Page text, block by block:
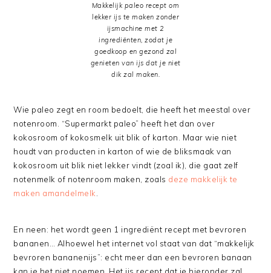
Makkelijk paleo recept om
lekker ijs te maken zonder
ijsmachine met 2
ingrediënten, zodat je
goedkoop en gezond zal
genieten van ijs dat je niet
dik zal maken.
Wie paleo zegt en room bedoelt, die heeft het meestal over
notenroom. “Supermarkt paleo” heeft het dan over
kokosroom of kokosmelk uit blik of karton. Maar wie niet
houdt van producten in karton of wie de bliksmaak van
kokosroom uit blik niet lekker vindt (zoal ik), die gaat zelf
notenmelk of notenroom maken, zoals deze makkelijk te
maken amandelmelk
En neen: het wordt geen 1 ingrediënt recept met bevroren
bananen… Alhoewel het internet vol staat van dat “makkelijk
bevroren bananenijs”: echt meer dan een bevroren banaan